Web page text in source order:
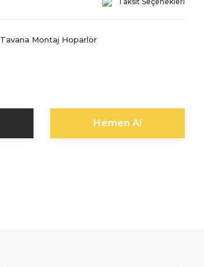
Tavana Montaj Hoparlör
Hemen Al